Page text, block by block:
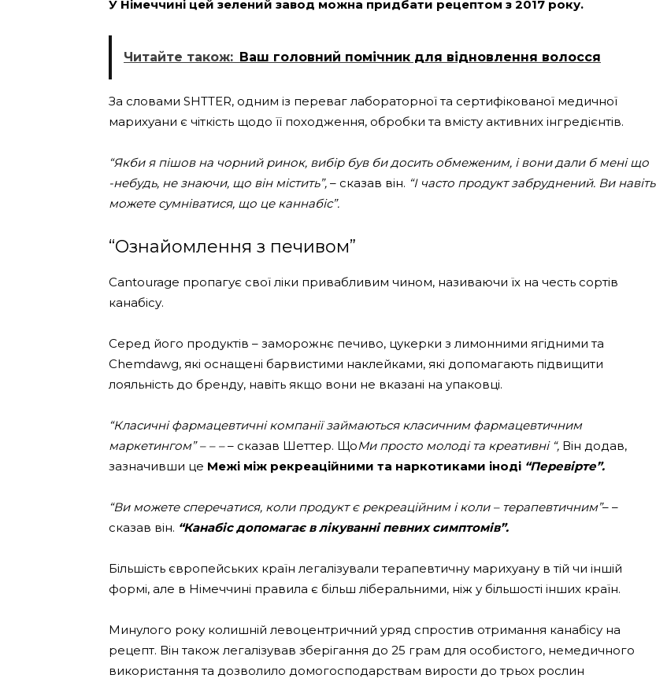
У Німеччині цей зелений завод можна придбати рецептом з 2017 року.
Читайте також: Ваш головний помічник для відновлення волосся
За словами SHTTER, одним із переваг лабораторної та сертифікованої медичної
марихуани є чіткість щодо її походження, обробки та вмісту активних інгредієнтів.
“Якби я пішов на чорний ринок, вибір був би досить обмеженим, і вони дали б мені що
-небудь, не знаючи, що він містить”, – сказав він. “І часто продукт забруднений. Ви навіть
можете сумніватися, що це каннабіс”.
“Ознайомлення з печивом”
Cantourage пропагує свої ліки привабливим чином, називаючи їх на честь сортів
канабісу.
Серед його продуктів – заморожнє печиво, цукерки з лимонними ягідними та
Chemdawg, які оснащені барвистими наклейками, які допомагають підвищити
лояльність до бренду, навіть якщо вони не вказані на упаковці.
“Класичні фармацевтичні компанії займаються класичним фармацевтичним
маркетингом” – – –– сказав Шеттер. ЩоМи просто молоді та креативні “, Він додав,
зазначивши це Межі між рекреаційними та наркотиками іноді “Перевірте”.
“Ви можете сперечатися, коли продукт є рекреаційним і коли – терапевтичним”– –
сказав він. “Канабіс допомагає в лікуванні певних симптомів”.
Більшість європейських країн легалізували терапевтичну марихуану в тій чи іншій
формі, але в Німеччині правила є більш ліберальними, ніж у більшості інших країн.
Минулого року колишній левоцентричний уряд спростив отримання канабісу на
рецепт. Він також легалізував зберігання до 25 грам для особистого, немедичного
використання та дозволило домогосподарствам вирости до трьох рослин